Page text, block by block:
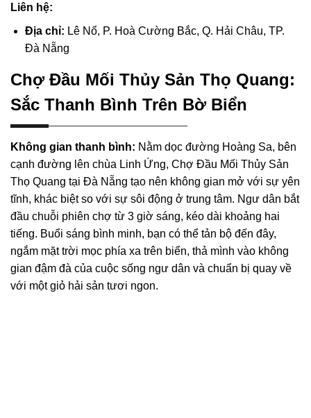
Liên hệ:
Địa chỉ: Lê Nổ, P. Hoà Cường Bắc, Q. Hải Châu, TP.
Đà Nẵng
Chợ Đầu Mối Thủy Sản Thọ Quang:
Sắc Thanh Bình Trên Bờ Biển
Không gian thanh bình: Nằm dọc đường Hoàng Sa, bên
cạnh đường lên chùa Linh Ứng, Chợ Đầu Mối Thủy Sản
Thọ Quang tại Đà Nẵng tạo nên không gian mở với sự yên
tĩnh, khác biệt so với sự sôi động ở trung tâm. Ngư dân bắt
đầu chuỗi phiên chợ từ 3 giờ sáng, kéo dài khoảng hai
tiếng. Buổi sáng bình minh, bạn có thể tản bộ đến đây,
ngắm mặt trời mọc phía xa trên biển, thả mình vào không
gian đậm đà của cuộc sống ngư dân và chuẩn bị quay về
với một giỏ hải sản tươi ngon.